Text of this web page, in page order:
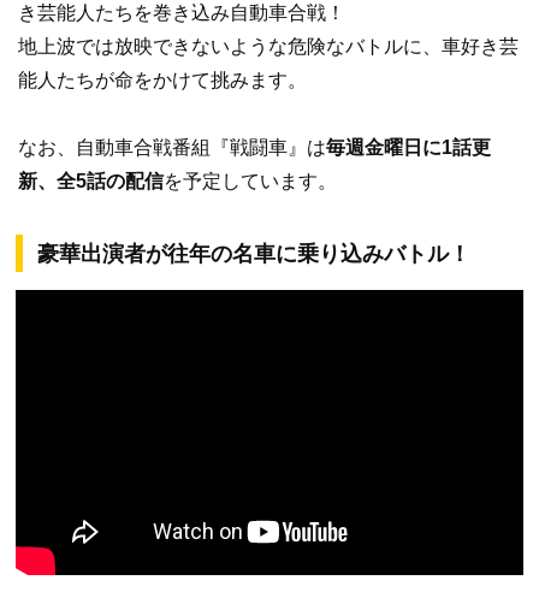
き芸能人たちを巻き込み自動車合戦！
地上波では放映できないような危険なバトルに、車好き芸
能人たちが命をかけて挑みます。
なお、自動車合戦番組『戦闘車』は毎週金曜日に1話更
新、全5話の配信を予定しています。
豪華出演者が往年の名車に乗り込みバトル！